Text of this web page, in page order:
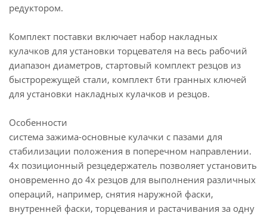
редуктором.
Комплект поставки включает набор накладных
кулачков для установки торцевателя на весь рабочий
диапазон диаметров, стартовый комплект резцов из
быстрорежущей стали, комплект 6ти гранных ключей
для установки накладных кулачков и резцов.
Особенности
система зажима-основные кулачки с пазами для
стабилизации положения в поперечном направлении.
4х позиционный резцедержатель позволяет установить
оновременно до 4х резцов для выполнения различных
операций, например, снятия наружной фаски,
внутренней фаски, торцевания и растачивания за одну